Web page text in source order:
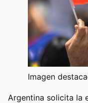
Imagen
Argentina solicita la